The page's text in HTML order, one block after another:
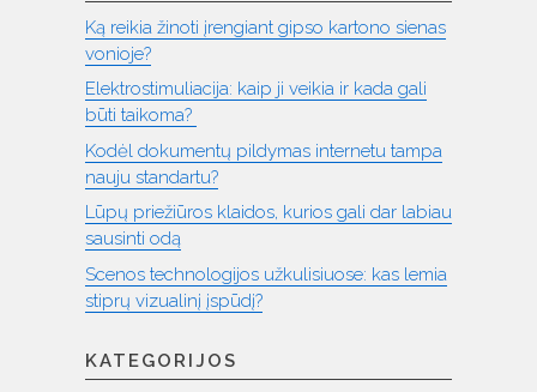
Ką reikia žinoti įrengiant gipso kartono sienas
vonioje?
Elektrostimuliacija: kaip ji veikia ir kada gali
būti taikoma?
Kodėl dokumentų pildymas internetu tampa
nauju standartu?
Lūpų priežiūros klaidos, kurios gali dar labiau
sausinti odą
Scenos technologijos užkulisiuose: kas lemia
stiprų vizualinį įspūdį?
KATEGORIJOS